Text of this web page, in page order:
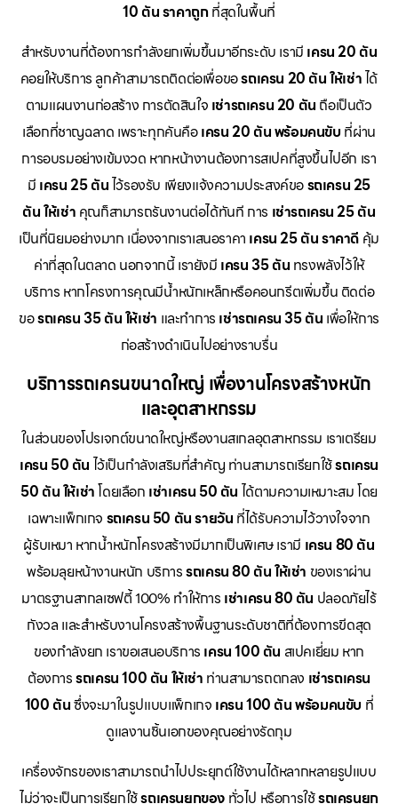
10 ตัน ราคาถูกที่สุดในพื้นที่
สำหรับงานที่ต้องการกำลังยกเพิ่มขึ้นมาอีกระดับ เรามี เครน 20 ตัน
คอยให้บริการ ลูกค้าสามารถติดต่อเพื่อขอรถเครน 20 ตัน ให้เช่าได้
ตามแผนงานก่อสร้าง การตัดสินใจ เช่ารถเครน 20 ตัน ถือเป็นตัว
เลือกที่ชาญฉลาด เพราะทุกคันคือเครน 20 ตัน พร้อมคนขับ ที่ผ่าน
การอบรมอย่างเข้มงวด หากหน้างานต้องการสเปคที่สูงขึ้นไปอีก เรา
มี เครน 25 ตันไว้รองรับ เพียงแจ้งความประสงค์ขอรถเครน 25
ตัน ให้เช่า คุณก็สามารถรันงานต่อได้ทันที การ เช่ารถเครน 25 ตัน
เป็นที่นิยมอย่างมาก เนื่องจากเราเสนอราคา เครน 25 ตัน ราคาดี คุ้ม
ค่าที่สุดในตลาด นอกจากนี้ เรายังมี เครน 35 ตัน ทรงพลังไว้ให้
บริการ หากโครงการคุณมีน้ำหนักเหล็กหรือคอนกรีตเพิ่มขึ้น ติดต่อ
ขอรถเครน 35 ตัน ให้เช่า และทำการ เช่ารถเครน 35 ตัน เพื่อให้การ
ก่อสร้างดำเนินไปอย่างราบรื่น
บริการรถเครนขนาดใหญ่ เพื่องานโครงสร้างหนัก
และอุตสาหกรรม
ในส่วนของโปรเจกต์ขนาดใหญ่หรืองานสเกลอุตสาหกรรม เราเตรียม
เครน 50 ตัน ไว้เป็นกำลังเสริมที่สำคัญ ท่านสามารถเรียกใช้รถเครน
50 ตัน ให้เช่าโดยเลือก เช่าเครน 50 ตัน ได้ตามความเหมาะสม โดย
เฉพาะแพ็กเกจ รถเครน 50 ตัน รายวัน ที่ได้รับความไว้วางใจจาก
ผู้รับเหมา หากน้ำหนักโครงสร้างมีมากเป็นพิเศษ เรามี เครน 80 ตัน
พร้อมลุยหน้างานหนัก บริการรถเครน 80 ตัน ให้เช่า ของเราผ่าน
มาตรฐานสากลเซฟตี้ 100% ทำให้การ เช่าเครน 80 ตัน ปลอดภัยไร้
กังวล และสำหรับงานโครงสร้างพื้นฐานระดับชาติที่ต้องการขีดสุด
ของกำลังยก เราขอเสนอบริการ เครน 100 ตัน สเปคเยี่ยม หาก
ต้องการรถเครน 100 ตัน ให้เช่า ท่านสามารถตกลง เช่ารถเครน
100 ตันซึ่งจะมาในรูปแบบแพ็กเกจ เครน 100 ตัน พร้อมคนขับ ที่
ดูแลงานชิ้นเอกของคุณอย่างรัดกุม
เครื่องจักรของเราสามารถนำไปประยุกต์ใช้งานได้หลากหลายรูปแบบ
ไม่ว่าจะเป็นการเรียกใช้รถเครนยกของ ทั่วไป หรือการใช้รถเครนยก